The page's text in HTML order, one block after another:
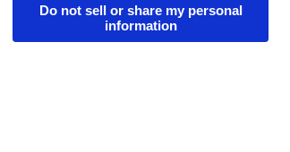
Do not sell or share my personal
information
Redeem Code